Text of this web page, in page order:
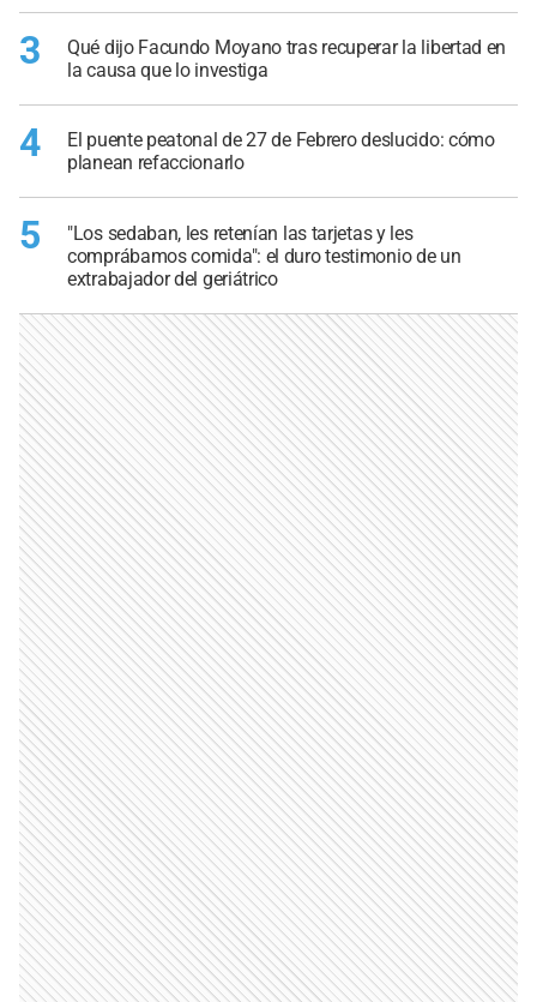
3
Qué dijo Facundo Moyano tras recuperar la libertad en
la causa que lo investiga
4
El puente peatonal de 27 de Febrero deslucido: cómo
planean refaccionarlo
5
"Los sedaban, les retenían las tarjetas y les
comprábamos comida": el duro testimonio de un
extrabajador del geriátrico